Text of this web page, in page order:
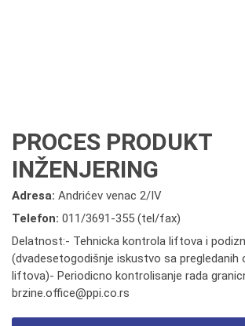
PROCES PRODUKT
INŽENJERING
Adresa: Andrićev venac 2/IV
Telefon: 011/3691-355 (tel/fax)
Delatnost:- Tehnicka kontrola liftova i
(dvadesetogodišnje iskustvo sa pregledanih
liftova)- Periodicno kontrolisanje rada
brzine.office@ppi.co.rs